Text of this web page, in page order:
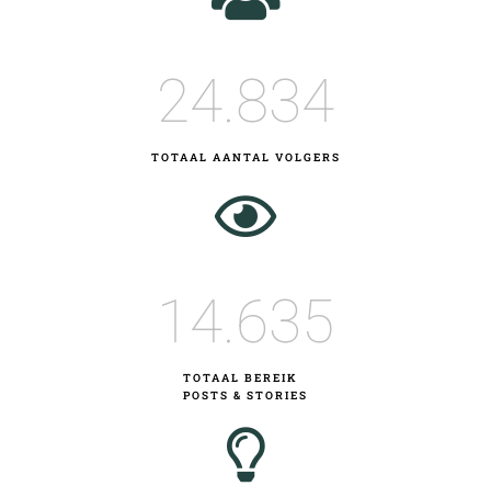
TOTAAL AANTAL VOLGERS
24.834
TOTAAL BEREIK
POSTS & STORIES
14.635